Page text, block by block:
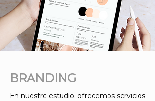
BRANDING
En nuestro estudio, ofrecemos servicios